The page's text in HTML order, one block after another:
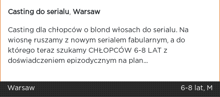
Casting do serialu Warsaw
Casting dla chłopców o blond włosach do serialu. Na
wiosnę ruszamy z nowym serialem fabularnym, a do
którego teraz szukamy CHŁOPCÓW 6-8 LAT z
doświadczeniem epizodycznym na plan...
Warsaw 6-8 lat, M